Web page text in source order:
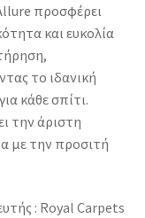
προσφέρει
και ευκολία
το ιδανική
κάθε σπίτι.
την άριστη
με την προσιτή
: Royal Carpets